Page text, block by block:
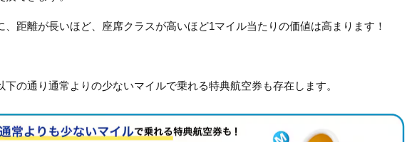
、距離が長いほど、座席クラスが高いほど1マイル当たりの価値は高まります！
下の通り通常よりの少ないマイルで乗れる特典航空券も存在します。